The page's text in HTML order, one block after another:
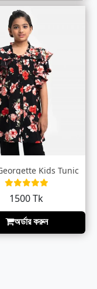
Kids Tunic
1500 Tk
অর্ডার করুন